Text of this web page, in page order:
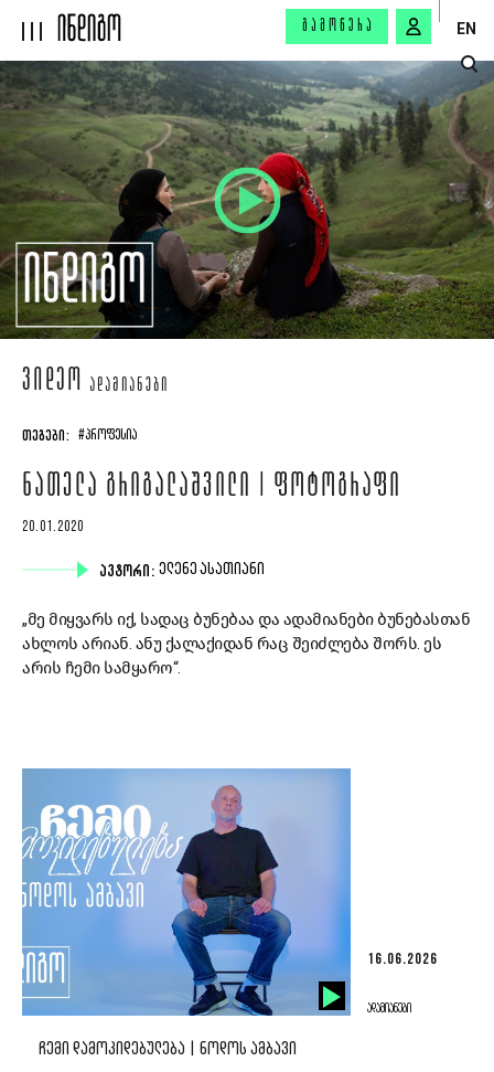
ᲒᲐᲛᲝᲬᲔᲠᲐ EN
ᲕᲘᲓᲔᲝ ᲐᲓᲐᲛᲘᲐᲜᲔᲑᲘ
ᲗᲔᲒᲔᲑᲘ: #ᲞᲠᲝᲤᲔᲡᲘᲐ
ᲜᲐᲗᲔᲚᲐ ᲒᲠᲘᲒᲐᲚᲐᲨᲕᲘᲚᲘ | ᲤᲝᲢᲝᲒᲠᲐᲤᲘ
20.01.2020
ᲐᲕᲢᲝᲠᲘ: ᲔᲚᲔᲜᲔ ᲐᲡᲐᲗᲘᲐᲜᲘ
„მე მიყვარს იქ, სადაც ბუნებაა და ადამიანები ბუნებასთან
ახლოს არიან. ანუ ქალაქიდან რაც შეიძლება შორს. ეს
არის ჩემი სამყარო“.
16.06.2026
ᲐᲓᲐᲛᲘᲐᲜᲔᲑᲘ
ᲩᲔᲛᲘ ᲓᲐᲛᲝᲙᲘᲓᲔᲑᲣᲚᲔᲑᲐ | ᲜᲝᲓᲝᲡ ᲐᲛᲑᲐᲕᲘ